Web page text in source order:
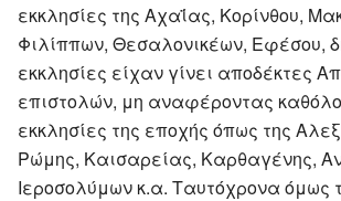
εκκλησίες της Αχαΐας, Κορίνθου,
Φιλίππων, Θεσαλονικέων, Εφέσου,
εκκλησίες είχαν γίνει αποδέκτες
επιστολών, μη αναφέροντας
εκκλησίες της εποχής όπως της
Ρώμης, Καισαρείας, Καρθαγένης,
Ιεροσολύμων κ.α. Ταυτόχρονα όμως